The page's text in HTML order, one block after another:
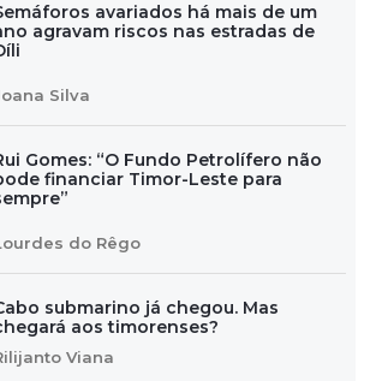
avariados há mais de um
agravam riscos nas estradas de
Silva
Gomes: “O Fundo Petrolífero não
financiar Timor-Leste para
do Rêgo
submarino já chegou. Mas
aos timorenses?
Viana